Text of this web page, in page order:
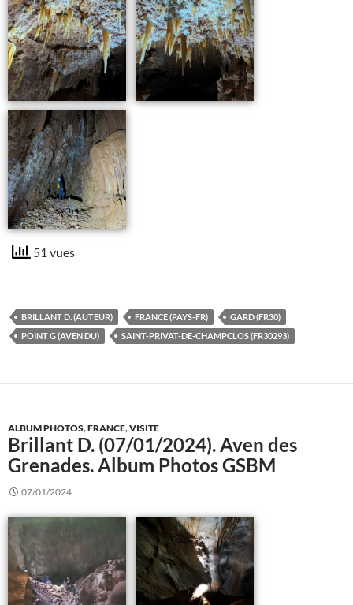
51 vues
BRILLANT D. (AUTEUR) FRANCE (PAYS-FR)
GARD (FR30)
POINT G (AVEN DU)
SAINT-PRIVAT-DE-CHAMPCLOS (FR30293)
ALBUM PHOTOS,FRANCE,VISITE
Brillant D. (07/01/2024). Aven des
Grenades. Album Photos GSBM
07/01/2024